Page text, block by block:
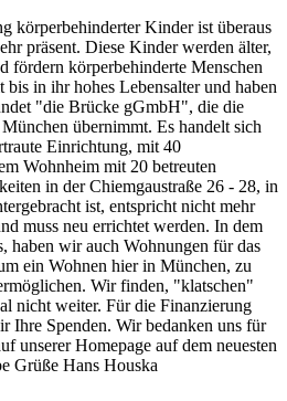
körperbehinderter Kinder ist überaus
präsent. Diese Kinder werden älter,
fördern körperbehinderte Menschen
bis in ihr hohes Lebensalter und haben
"die Brücke gGmbH", die die
übernimmt. Es handelt sich
Einrichtung, mit 40
Wohnheim mit 20 betreuten
in der Chiemgaustraße 26 - 28, in
ist, entspricht nicht mehr
muss neu errichtet werden. In dem
haben wir auch Wohnungen für das
ein Wohnen hier in München, zu
Wir finden, "klatschen"
nicht weiter. Für die Finanzierung
Ihre Spenden. Wir bedanken uns für
unserer Homepage auf dem neuesten
Grüße Hans Houska